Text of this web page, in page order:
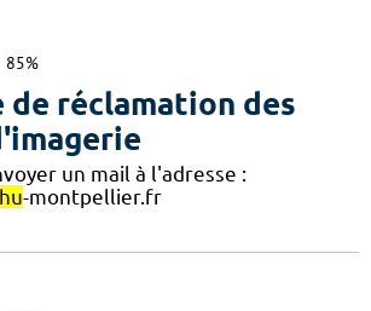
85%
de réclamation des
un mail à l'adresse :
-montpellier.fr